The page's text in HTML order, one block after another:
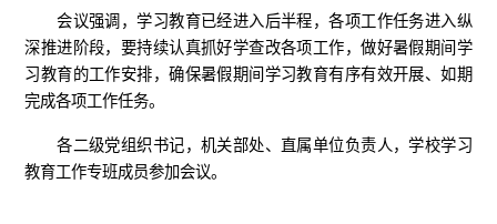
会议强调，学习教育已经进入后半程，各项工作任务进入纵
深推进阶段，要持续认真抓好学查改各项工作，做好暑假期间学
习教育的工作安排，确保暑假期间学习教育有序有效开展、如期
完成各项工作任务。
各二级党组织书记，机关部处、直属单位负责人，学校学习
教育工作专班成员参加会议。